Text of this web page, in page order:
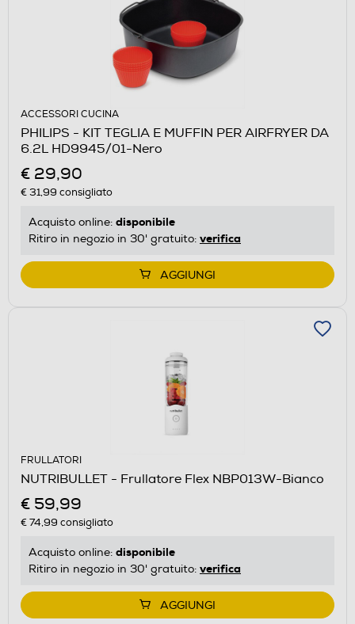
ACCESSORI CUCINA
PHILIPS - KIT TEGLIA E MUFFIN PER AIRFRYER DA
6.2L HD9945/01-Nero
€ 29,90
€ 31,99 consigliato
Acquisto online: disponibile
Ritiro in negozio in 30' gratuito: verifica
AGGIUNGI
FRULLATORI
NUTRIBULLET - Frullatore Flex NBP013W-Bianco
€ 59,99
€ 74,99 consigliato
Acquisto online: disponibile
Ritiro in negozio in 30' gratuito: verifica
AGGIUNGI